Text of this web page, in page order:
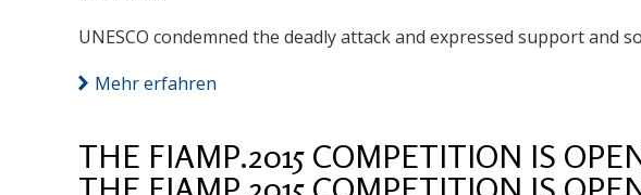
UNESCO condemned the deadly attack and expressed support and
Mehr erfahren
THE FIAMP.2015 COMPETITION IS